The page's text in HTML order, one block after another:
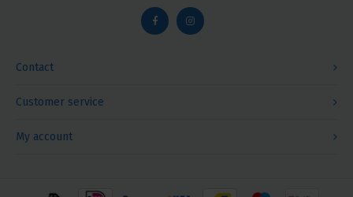
Contact
Customer service
My account